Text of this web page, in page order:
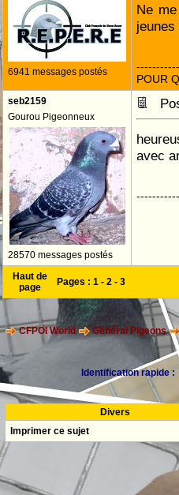
6941 messages postés
Ne
POUR
seb2159
Gourou Pigeonneux
28570 messages postés
avec
Haut de
page
Pages : 1 - 2 - 3
CFPOI World Général Pigeons
Identification rapide :
Divers
Imprimer ce sujet